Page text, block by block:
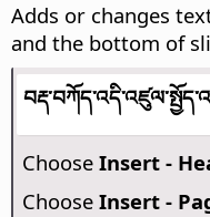
Adds or changes
and the bottom of
Choose Insert -
Choose Insert -